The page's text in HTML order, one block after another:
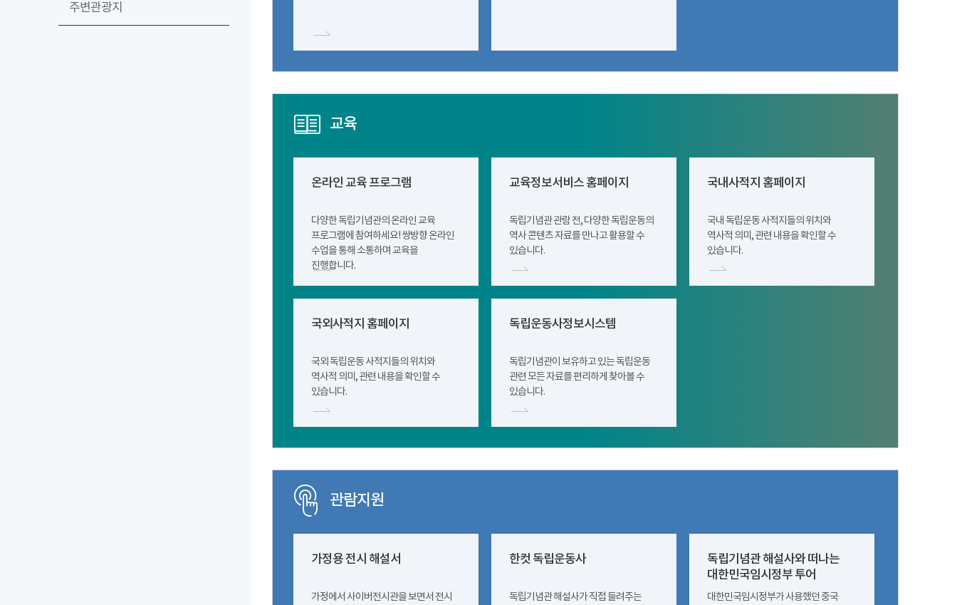
주변관광지
교육
온라인 교육 프로그램
다양한 독립기념관의 온라인 교육
프로그램에 참여하세요! 쌍방향 온라인
수업을 통해 소통하며 교육을
진행합니다.
교육정보서비스 홈페이지
독립기념관 관람 전, 다양한 독립운동의
역사 콘텐츠 자료를 만나고 활용할 수
있습니다.
국내사적지 홈페이지
국내 독립운동 사적지들의 위치와
역사적 의미, 관련 내용을 확인할 수
있습니다.
국외사적지 홈페이지
국외 독립운동 사적지들의 위치와
역사적 의미, 관련 내용을 확인할 수
있습니다.
독립운동사정보시스템
독립기념관이 보유하고 있는 독립운동
관련 모든 자료를 편리하게 찾아볼 수
있습니다.
관람지원
가정용 전시 해설서
가정에서 사이버전시관을 보면서 전시
한컷 독립운동사
독립기념관 해설사가 직접 들려주는
독립기념관 해설사와 떠나는
대한민국임시정부 투어
대한민국임시정부가 사용했던 중국